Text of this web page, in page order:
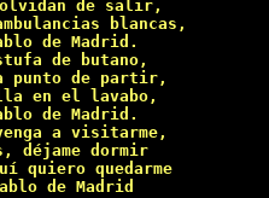
de salir,
blancas,
de Madrid.
de butano,
punto de partir,
en el lavabo,
de Madrid.
a visitarme,
déjame dormir
quiero quedarme
de Madrid